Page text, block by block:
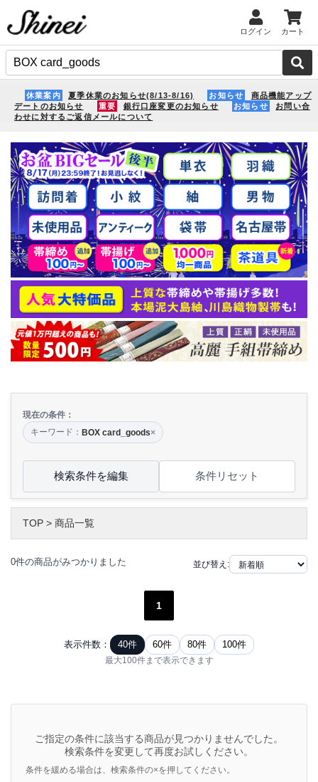
ログイン カート
休業案内 夏季休業のお知らせ(8/13-8/16) お知らせ
商品機能アップ
デートのお知らせ
重要 銀行口座変更のお知らせ お知らせ
お問い合
わせに対するご返信メールについて
現在の条件：
キーワード： BOX card_goods×
検索条件を編集 条件リセット
TOP > 商品一覧
0件の商品がみつかりました 並び替え:
1
表示件数： 40件 60件 80件 100件
最大100件まで表示できます
ご指定の条件に該当する商品が見つかりませんでした。
検索条件を変更して再度お試しください。
条件を緩める場合は、検索条件の×を押してください。